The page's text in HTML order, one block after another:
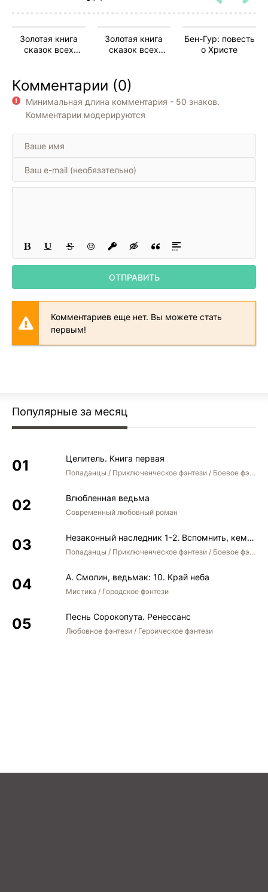
Золотая книга
сказок всех
Золотая книга
сказок всех
Бен-Гур: повесть
о Христе
Комментарии (0)
Минимальная длина комментария - 50 знаков.
Комментарии модерируются
ОТПРАВИТЬ
Комментариев еще нет. Вы можете стать
первым!
Популярные за месяц
Целитель. Книга первая
Попаданцы / Приключенческое фэнтези / Боевое фэнтези
Влюбленная ведьма
Современный любовный роман
Незаконный наследник 1-2. Вспомнить, кем был. Стать собой. Остаться собой
Попаданцы / Приключенческое фэнтези / Боевое фэнтези / Юмористическое фэнтези
А. Смолин, ведьмак: 10. Край неба
Мистика / Городское фэнтези
Песнь Сорокопута. Ренессанс
Любовное фэнтези / Героическое фэнтези